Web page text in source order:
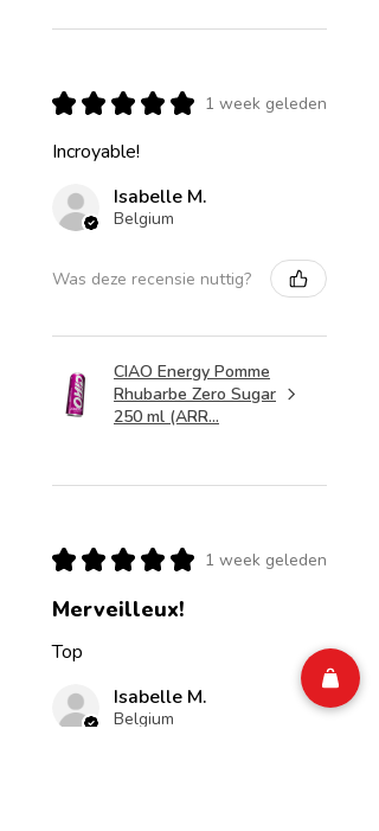
★ ★ ★ ★ ★ 1 week geleden
Incroyable!
Isabelle M.
Belgium
Was deze recensie nuttig?
CIAO Energy Pomme
Rhubarbe Zero Sugar
250 ml (ARR...
★ ★ ★ ★ ★ 1 week geleden
Merveilleux!
Top
Isabelle M.
Belgium